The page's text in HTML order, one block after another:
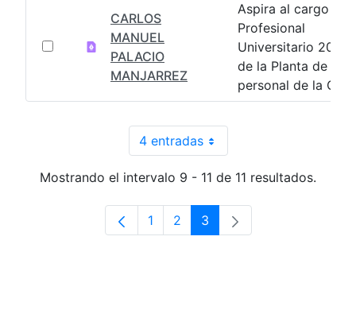
CARLOS
MANUEL
PALACIO
MANJARREZ
Aspira al cargo
Profesional
Universitario
de la Planta de
personal de la
4 entradasPor página
Mostrando el intervalo 9 - 11 de 11 resultados.
Página
1 Página
2 Página
3